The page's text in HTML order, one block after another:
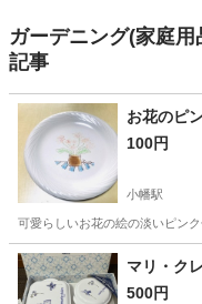
ガーデニング(家庭
記事
お花のピ
100円
小幡駅
可愛らしいお花の絵の淡いピン
愛知 名古屋市 小幡駅
マリ・ク
500円